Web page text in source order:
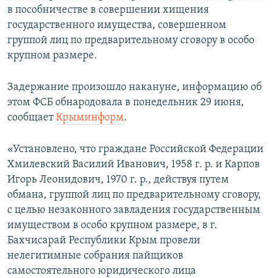
в пособничестве в совершении хищения
государственного имущества, совершенном
группой лиц по предварительному сговору в особо
крупном размере.
Задержание произошло накануне, информацию об
этом ФСБ обнародовала в понедельник 29 июня,
сообщаетКрыминформ.
«Установлено, что граждане Российской Федерации
Хмилевский Василий Иванович, 1958 г. р. и Карпов
Игорь Леонидович, 1970 г. р., действуя путем
обмана, группой лиц по предварительному сговору,
с целью незаконного завладения государственным
имуществом в особо крупном размере, в г.
Бахчисарай Республики Крым провели
нелегитимные собрания пайщиков
самостоятельного юридического лица